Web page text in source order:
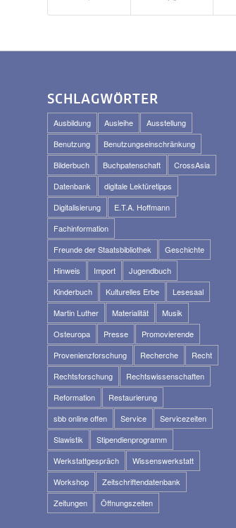
SCHLAGWÖRTER
Ausbildung Ausleihe
Ausstellung
Benutzung
Benutzungseinschränkung
Bilderbuch
Buchpatenschaft
CrossAsia
Datenbank
digitale Lektüretipps
Digitalisierung
E.T.A. Hoffmann
Fachinformation
Freunde der Staatsbibliothek
Geschichte
Hinweis
Import
Jugendbuch
Kinderbuch
Kulturelles Erbe
Lesesaal
Martin Luther
Materialität
Musik
Osteuropa
Presse
Promovierende
Provenienzforschung
Recherche
Recht
Rechtsforschung
Rechtswissenschaften
Reformation
Restaurierung
sbb online offen
Service
Servicezeiten
Slawistik
Stipendienprogramm
Werkstattgespräch
Wissenswerkstatt
Workshop
Zeitschriftendatenbank
Zeitungen
Öffnungszeiten